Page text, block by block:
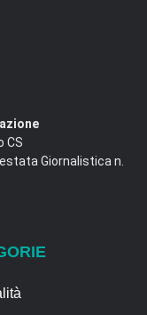
CS
Giornalistica n.